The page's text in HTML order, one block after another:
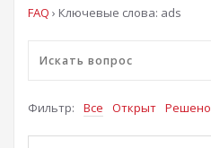
FAQ › Ключевые слова: ads
Фильтр: Все Открыт Решено